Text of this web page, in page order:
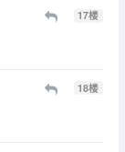
17楼
18楼